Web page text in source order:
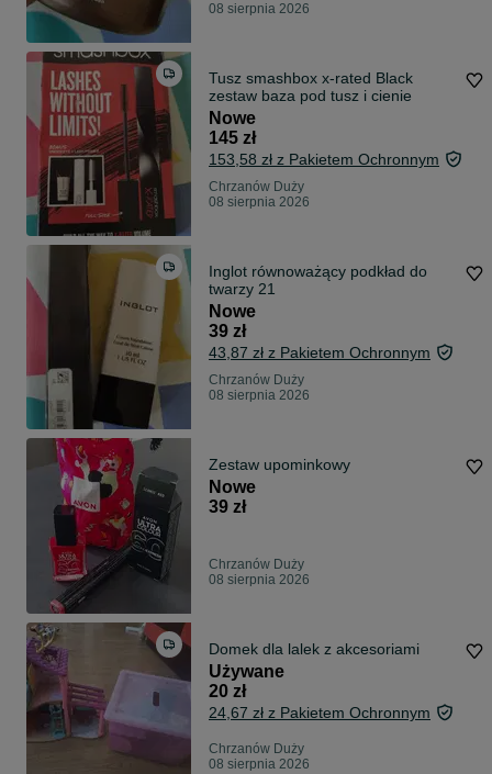
08 sierpnia 2026
Tusz smashbox x-rated Black
zestaw baza pod tusz i cienie
Nowe
145 zł
153,58 zł z Pakietem Ochronnym
Chrzanów Duży
08 sierpnia 2026
Inglot równoważący podkład do
twarzy 21
Nowe
39 zł
43,87 zł z Pakietem Ochronnym
Chrzanów Duży
08 sierpnia 2026
Zestaw upominkowy
Nowe
39 zł
Chrzanów Duży
08 sierpnia 2026
Domek dla lalek z akcesoriami
Używane
20 zł
24,67 zł z Pakietem Ochronnym
Chrzanów Duży
08 sierpnia 2026